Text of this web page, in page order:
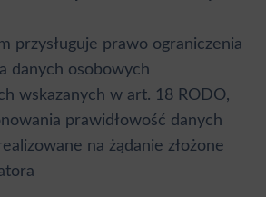
przysługuje prawo ograniczenia
danych osobowych
wskazanych w art. 18 RODO,
prawidłowość danych
na żądanie złożone